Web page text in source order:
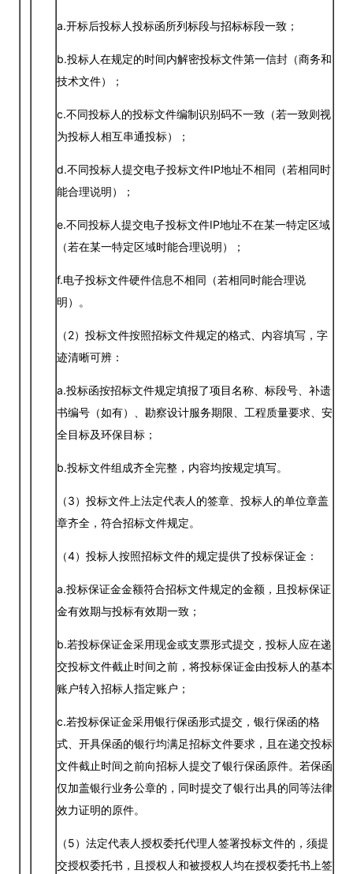
a.开标后投标人投标函所列标段与招标标段一致；
b.投标人在规定的时间内解密投标文件第一信封（商务和
技术文件）；
c.不同投标人的投标文件编制识别码不一致（若一致则视
为投标人相互串通投标）；
d.不同投标人提交电子投标文件IP地址不相同（若相同时
能合理说明）；
e.不同投标人提交电子投标文件IP地址不在某一特定区域
（若在某一特定区域时能合理说明）；
f.电子投标文件硬件信息不相同（若相同时能合理说
明）。
（2）投标文件按照招标文件规定的格式、内容填写，字
迹清晰可辨：
a.投标函按招标文件规定填报了项目名称、标段号、补遗
书编号（如有）、勘察设计服务期限、工程质量要求、安
全目标及环保目标；
b.投标文件组成齐全完整，内容均按规定填写。
（3）投标文件上法定代表人的签章、投标人的单位章盖
章齐全，符合招标文件规定。
（4）投标人按照招标文件的规定提供了投标保证金：
a.投标保证金金额符合招标文件规定的金额，且投标保证
金有效期与投标有效期一致；
b.若投标保证金采用现金或支票形式提交，投标人应在递
交投标文件截止时间之前，将投标保证金由投标人的基本
账户转入招标人指定账户；
c.若投标保证金采用银行保函形式提交，银行保函的格
式、开具保函的银行均满足招标文件要求，且在递交投标
文件截止时间之前向招标人提交了银行保函原件。若保函
仅加盖银行业务公章的，同时提交了银行出具的同等法律
效力证明的原件。
（5）法定代表人授权委托代理人签署投标文件的，须提
交授权委托书，且授权人和被授权人均在授权委托书上签